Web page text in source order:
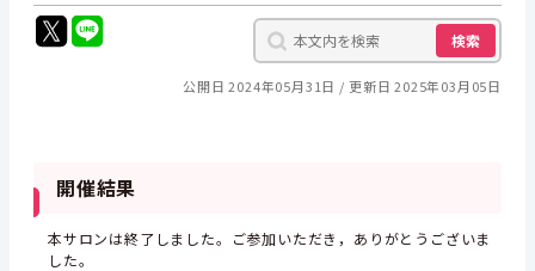
検索
公開日 2024年05月31日 更新日 2025年03月05日
開催結果
本サロンは終了しました。ご参加いただき，ありがとうございま
した。